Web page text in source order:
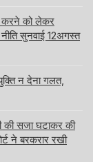
करने को लेकर
सुनवाई 12अगस्त
न देना गलत,
की सजा घटाकर की
ने बरकरार रखी